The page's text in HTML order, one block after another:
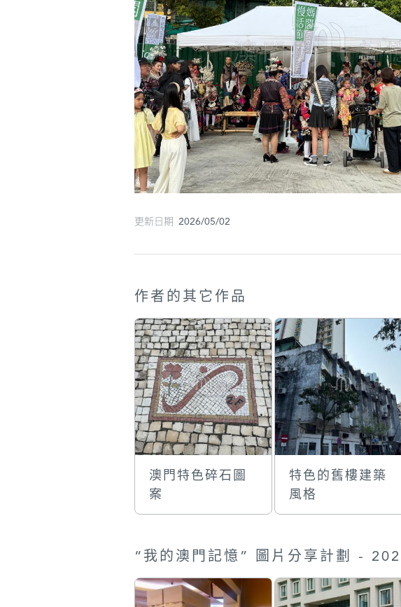
更新日期 2026/05/02
作者的其它作品
澳門特色碎石圖
案
特色的舊樓建築
風格